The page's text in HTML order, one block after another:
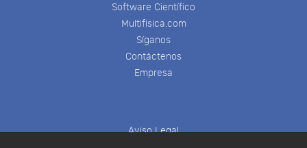
Software Científico
Multifisica.com
Síganos
Contáctenos
Empresa
Aviso Legal